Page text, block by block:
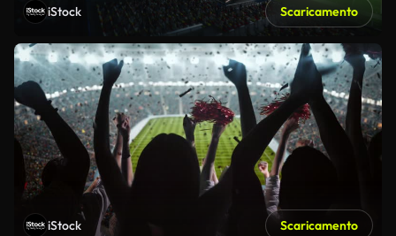
iStock Scaricamento
iStock Scaricamento